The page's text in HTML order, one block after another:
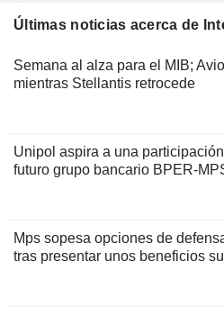
Últimas noticias acerca de
Semana al alza para el MIB;
mientras Stellantis retrocede
Unipol aspira a una
futuro grupo bancario BPER-
Mps sopesa opciones de
tras presentar unos beneficios